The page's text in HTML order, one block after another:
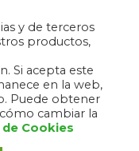
en
y de terceros
productos,
Si acepta este
en la web,
Puede obtener
cambiar la
Cookies